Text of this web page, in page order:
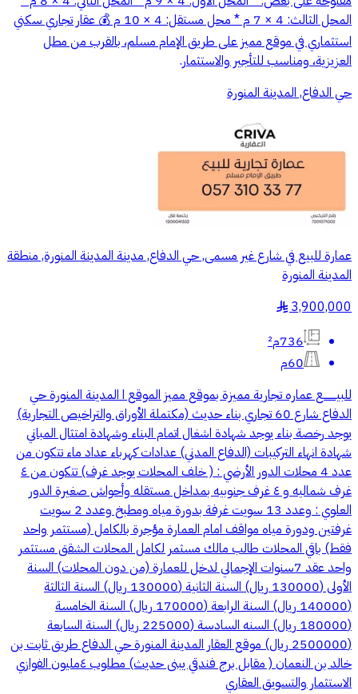
المحل الثالث: 4 × 7 م * محل مستقل: 4 × 10 م 💰 عقار تجاري سكني
استثماري في موقع مميز على طريق الإمام مسلم، بالقرب من مطل
العزيزية، ومناسب للتأجير والاستثمار.
حي الدفاع, المدينة المنورة
عمارة للبيع في شارع غير مسمى, حي الدفاع, مدينة المدينة المنورة, منطقة
المدينة المنورة
3,900,000
§
736م²
60م
للبيــــــــع عماره تجارية مميزة بموقع مميز الموقع ا المدينة المنورة حي
الدفاع شارع 60 تجاري بناء حديث (مكتملة الأوراق والتراخيص التجارية)
يوجد رخصة بناء يوجد شهادة اشغال اتمام البناء وشهادة امتثال المباني
شهادة انهاء التركيبات (الدفاع المدني) عدادات كهرباء عداد ماء تتكون من
عدد 4 محلات الدور الأرضي : ( خلف المحلات يوجد غرف) تتكون من ٤
غرف شماليه و ٤ غرف جنوبيه بمداخل مستقله وأحواش صغيرة الدور
العلوي : وعدد 13 سويت غرفة بدورة مياه ومطبخ وعدد 2 سويت
غرفتين ودورة مياه مواقف امام العمارة مؤجرة بالكامل (مستثمر واحد
فقط) باقي المحلات طالب مالك مسثمر لكامل المحلات الشقق مستثمر
واحد عقد 7سنوات الإجمالي لدخل للعمارة (من دون المحلات) السنة
الأولى (130000 ريال) السنة الثانية (130000 ريال) السنة الثالثة
(140000 ريال) السنة الرابعة (170000 ريال) السنة الخامسة
(180000 ريال) السنه السادسة (225000 ريال) السنة السابعة
(2500000 ريال) موقع العقار المدينة المنورة حي الدفاع طريق ثابت بن
خالد بن النعمان ( مقابل برج فندقي يبنى حديث) مطلوب ٤مليون الفوازي
الاستثمار والتسويق العقاري